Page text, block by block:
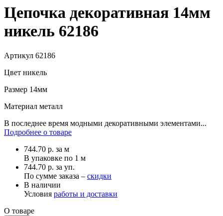
Цепочка декоративная 14мм
никель 62186
Артикул 62186
Цвет никель
Размер 14мм
Материал металл
В последнее время модными декоративными элементами...
Подробнее о товаре
744.70 р. за м
В упаковке по 1 м
744.70 р. за уп.
По сумме заказа – скидки
В наличии
Условия работы и доставки
О товаре